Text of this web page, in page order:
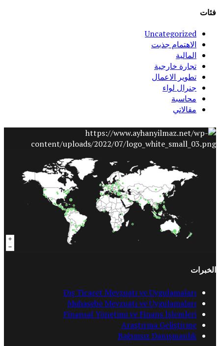
فئات
Uncategorized
الاهتمام جذبت
المالية
تجارة خارجية
تطوير الاعمال
جنرال لواء
محاسبة
مقالاتي
الخبرات
Dış Ticaret Mevzuatı ve Uygulamaları
Muhasebe Mevzuatı ve Uygulamaları
Finansal Yönetimi ve Finans İşlemleri
Araştırma Geliştirme
Bağımsız Danışmanlık